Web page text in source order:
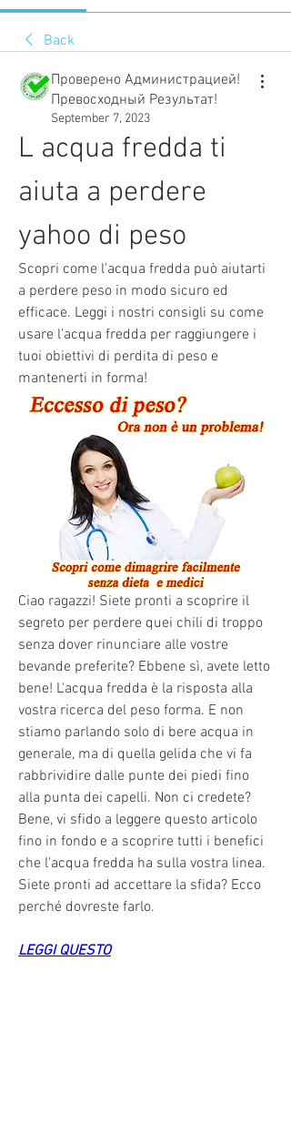
Back
Проверено Администрацией!
Превосходный Результат!
September 7, 2023
L acqua fredda ti
aiuta a perdere
yahoo di peso
Scopri come l'acqua fredda può aiutarti
a perdere peso in modo sicuro ed
efficace. Leggi i nostri consigli su come
usare l'acqua fredda per raggiungere i
tuoi obiettivi di perdita di peso e
mantenerti in forma!
Ciao ragazzi! Siete pronti a scoprire il
segreto per perdere quei chili di troppo
senza dover rinunciare alle vostre
bevande preferite? Ebbene sì, avete letto
bene! L'acqua fredda è la risposta alla
vostra ricerca del peso forma. E non
stiamo parlando solo di bere acqua in
generale, ma di quella gelida che vi fa
rabbrividire dalle punte dei piedi fino
alla punta dei capelli. Non ci credete?
Bene, vi sfido a leggere questo articolo
fino in fondo e a scoprire tutti i benefici
che l'acqua fredda ha sulla vostra linea.
Siete pronti ad accettare la sfida? Ecco
perché dovreste farlo.
LEGGI QUESTO